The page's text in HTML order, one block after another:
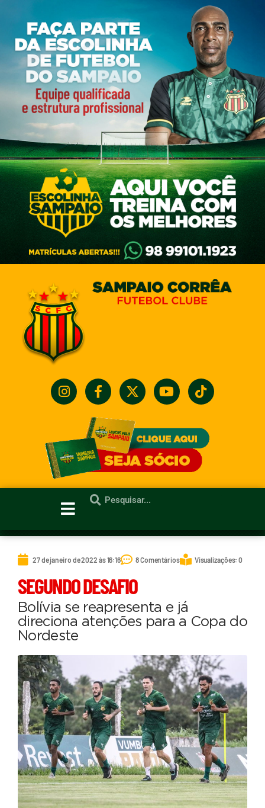
27 de janeiro de 2022 às 16:16 8 Comentários Visualizações: 0
SEGUNDO DESAFIO
Bolívia se reapresenta e já
direciona atenções para a Copa do
Nordeste